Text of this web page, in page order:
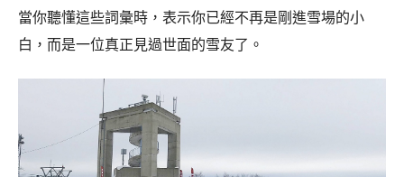
當你聽懂這些詞彙時，表示你已經不再是剛進雪場的小
白，而是一位真正見過世面的雪友了。